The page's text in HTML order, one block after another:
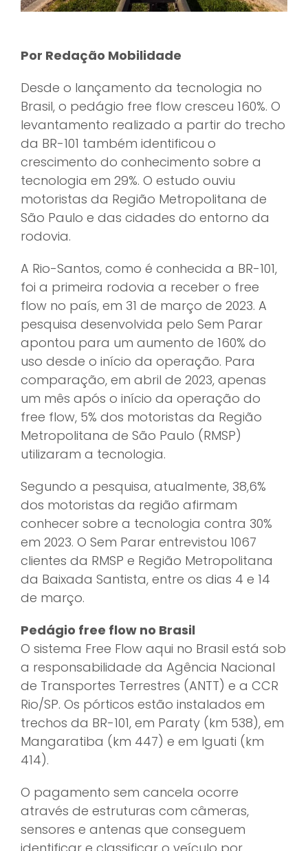
Por Redação Mobilidade
Desde o lançamento da tecnologia no
Brasil, o pedágio free flow cresceu 160%. O
levantamento realizado a partir do trecho
da BR-101 também identificou o
crescimento do conhecimento sobre a
tecnologia em 29%. O estudo ouviu
motoristas da Região Metropolitana de
São Paulo e das cidades do entorno da
rodovia.
A Rio-Santos, como é conhecida a BR-101,
foi a primeira rodovia a receber o free
flow no país, em 31 de março de 2023. A
pesquisa desenvolvida pelo Sem Parar
apontou para um aumento de 160% do
uso desde o início da operação. Para
comparação, em abril de 2023, apenas
um mês após o início da operação do
free flow, 5% dos motoristas da Região
Metropolitana de São Paulo (RMSP)
utilizaram a tecnologia.
Segundo a pesquisa, atualmente, 38,6%
dos motoristas da região afirmam
conhecer sobre a tecnologia contra 30%
em 2023. O Sem Parar entrevistou 1067
clientes da RMSP e Região Metropolitana
da Baixada Santista, entre os dias 4 e 14
de março.
Pedágio free flow no Brasil
O sistema Free Flow aqui no Brasil está sob
a responsabilidade da Agência Nacional
de Transportes Terrestres (ANTT) e a CCR
Rio/SP. Os pórticos estão instalados em
trechos da BR-101, em Paraty (km 538), em
Mangaratiba (km 447) e em Iguati (km
414).
O pagamento sem cancela ocorre
através de estruturas com câmeras,
sensores e antenas que conseguem